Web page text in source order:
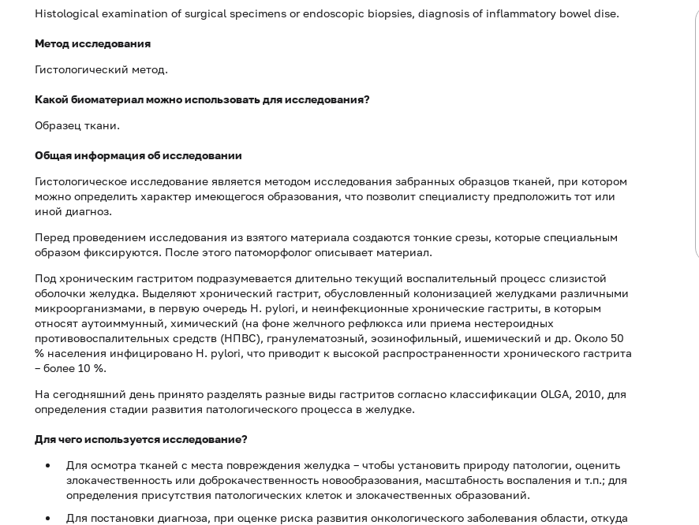
Histological examination of surgical specimens or endoscopic biopsies, diagnosis of inflammatory bowel dise.
Метод исследования
Гистологический метод.
Какой биоматериал можно использовать для исследования?
Образец ткани.
Общая информация об исследовании
Гистологическое исследование является методом исследования забранных образцов тканей, при котором
можно определить характер имеющегося образования, что позволит специалисту предположить тот или
иной диагноз.
Перед проведением исследования из взятого материала создаются тонкие срезы, которые специальным
образом фиксируются. После этого патоморфолог описывает материал.
Под хроническим гастритом подразумевается длительно текущий воспалительный процесс слизистой
оболочки желудка. Выделяют хронический гастрит, обусловленный колонизацией желудками различными
микроорганизмами, в первую очередь H. pylori, и неинфекционные хронические гастриты, в которым
относят аутоиммунный, химический (на фоне желчного рефлюкса или приема нестероидных
противовоспалительных средств (НПВС), гранулематозный, эозинофильный, ишемический и др. Около 50
% населения инфицировано H. pylori, что приводит к высокой распространенности хронического гастрита
– более 10 %.
На сегодняшний день принято разделять разные виды гастритов согласно классификации OLGA, 2010, для
определения стадии развития патологического процесса в желудке.
Для чего используется исследование?
Для осмотра тканей с места повреждения желудка – чтобы установить природу патологии, оценить
злокачественность или доброкачественность новообразования, масштабность воспаления и т.п.; для
определения присутствия патологических клеток и злокачественных образований.
Для постановки диагноза, при оценке риска развития онкологического заболевания области, откуда